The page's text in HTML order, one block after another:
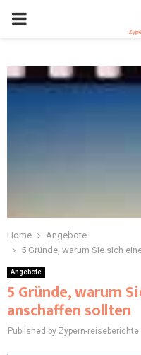
Home
Angebote
5 Gründe, warum Sie sich
Angebote
5 Gründe, warum
anschaffen sollten
Published by Zypern-